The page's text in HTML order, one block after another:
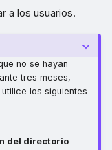
a los usuarios.
no se hayan
tres meses,
los siguientes
del directorio